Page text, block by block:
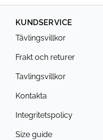
KUNDSERVICE
Tävlingsvillkor
Frakt och returer
Tavlingsvillkor
Kontakta
Integritetspolicy
Size guide